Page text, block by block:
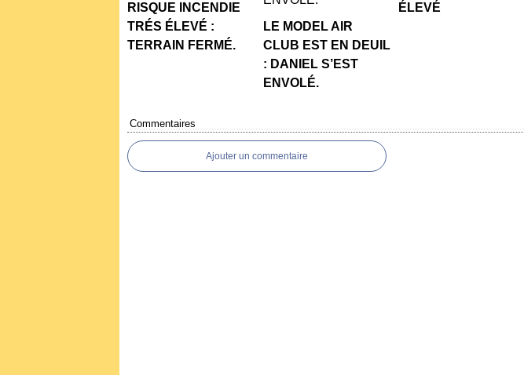
RISQUE INCENDIE
TRÉS ÉLEVÉ :
TERRAIN FERMÉ.
LE MODEL AIR
CLUB EST EN DEUIL
: DANIEL S’EST
ENVOLÉ.
ÉLEVÉ
Commentaires
Ajouter un commentaire